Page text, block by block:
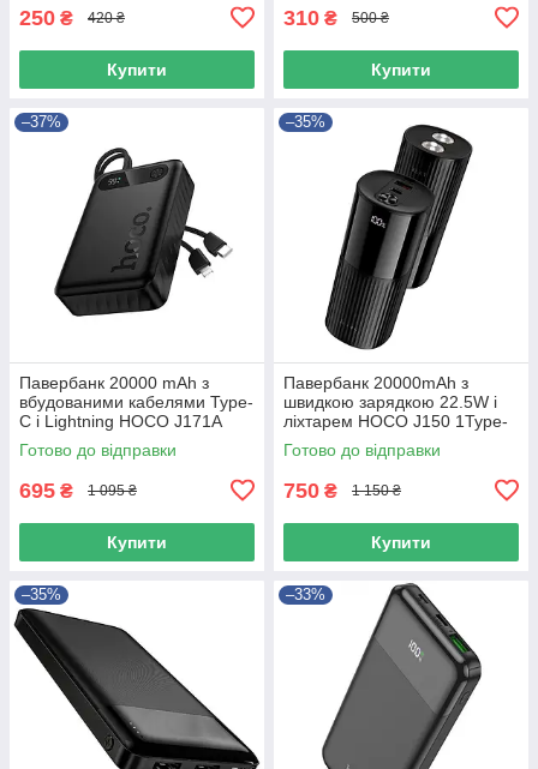
250 ₴ 420 ₴
Купити
310 ₴ 500 ₴
Купити
–37%
Павербанк 20000 mAh з
вбудованими кабелями Type-
C і Lightning HOCO J171A
повербанк power bank
Готово до відправки
695 ₴ 1 095 ₴
Купити
–35%
Павербанк 20000mAh з
швидкою зарядкою 22.5W і
ліхтарем HOCO J150 1Type-
C/1USB Чорний
Готово до відправки
750 ₴ 1 150 ₴
Купити
–35% –33%